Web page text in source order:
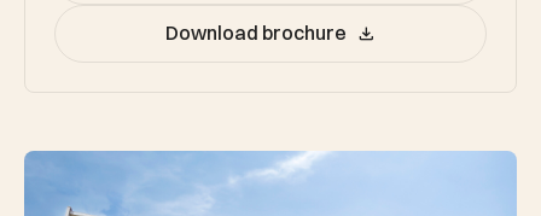
Download brochure